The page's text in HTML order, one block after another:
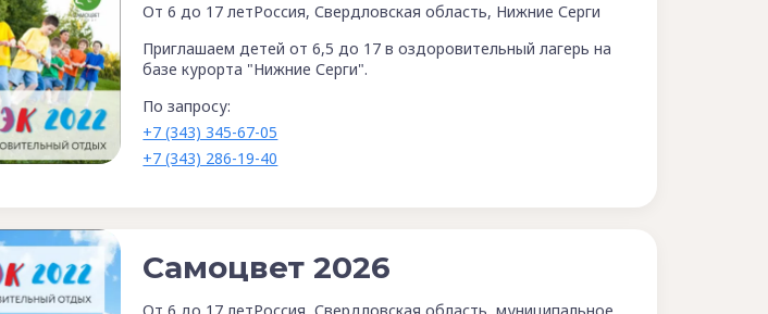
От 6 до 17 летРоссия, Свердловская область, Нижние Серги
Приглашаем детей от 6,5 до 17 в оздоровительный лагерь на
базе курорта "Нижние Серги".
По запросу:
+7 (343) 345-67-05
+7 (343) 286-19-40
Самоцвет 2026